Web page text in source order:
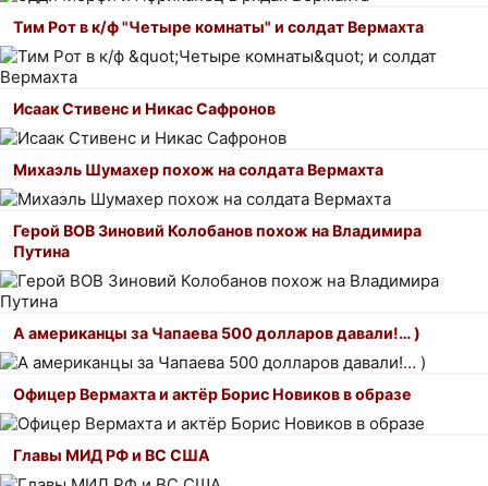
Тим Рот в к/ф "Четыре комнаты" и солдат Вермахта
Исаак Стивенс и Никас Сафронов
Михаэль Шумахер похож на солдата Вермахта
Герой ВОВ Зиновий Колобанов похож на Владимира
Путина
А американцы за Чапаева 500 долларов давали!… )
Офицер Вермахта и актёр Борис Новиков в образе
Главы МИД РФ и ВС США